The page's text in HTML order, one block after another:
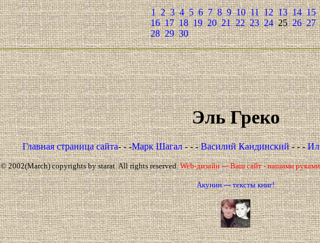
1 2 3 4 5 6 7 8 9 10 11 12 13 14 15
16 17 18 19 20 21 22 23 242526 27
28 29 30
Эль Греко
Главная страница сайта- - -Марк Шагал- - -Василий Кандинский- - -
© 2002(March) copyrights by starat. All rights reserved.Web-дизайн --- Ваш сайт - нашими
Акунин --- тексты книг!